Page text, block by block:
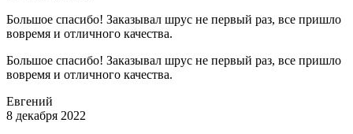
Большое спасибо! Заказывал шрус не первый раз, все пришло
вовремя и отличного качества.
Большое спасибо! Заказывал шрус не первый раз, все пришло
вовремя и отличного качества.
Евгений
8 декабря 2022